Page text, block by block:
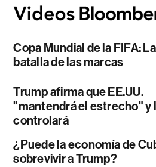
Copa Mundial de la FIFA: La
batalla de las marcas
Trump afirma que EE.UU.
"mantendrá el estrecho" y
controlará
¿Puede la economía de
sobrevivir a Trump?